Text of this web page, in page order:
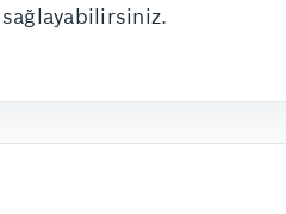
sağlayabilirsiniz.